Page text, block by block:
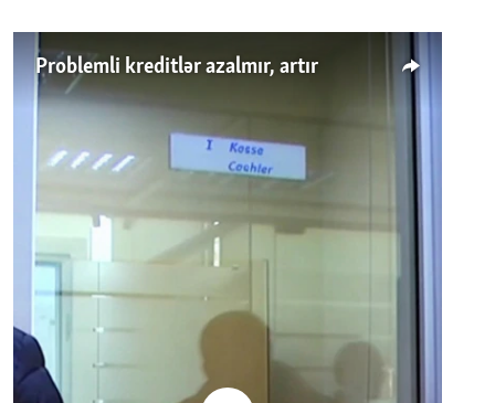
Problemli kreditlər azalmır, artır